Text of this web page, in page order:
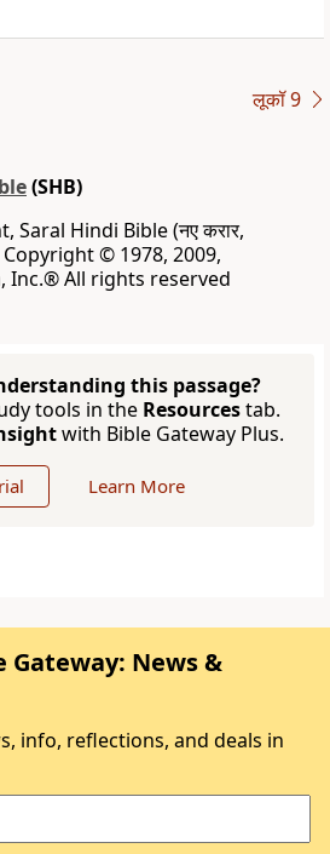
लूकॉ 9
(SHB)
Saral Hindi Bible (नए करार,
Copyright © 1978, 2009,
Inc.® All rights reserved
this passage?
tools in the Resourcestab.
with Bible Gateway Plus.
Learn More
Gateway: News &
info, reflections, and deals in